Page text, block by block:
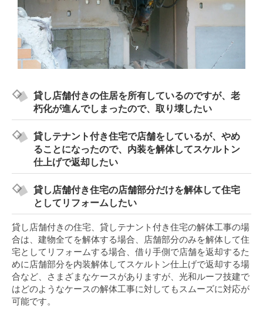
貸し店舗付きの住居を所有しているのですが、老
朽化が進んでしまったので、取り壊したい
貸しテナント付き住宅で店舗をしているが、やめ
ることになったので、内装を解体してスケルトン
仕上げで返却したい
貸し店舗付き住宅の店舗部分だけを解体して住宅
としてリフォームしたい
貸し店舗付きの住宅、貸しテナント付き住宅の解体工事の場
合は、建物全てを解体する場合、店舗部分のみを解体して住
宅としてリフォームする場合、借り手側で店舗を返却するた
めに店舗部分を内装解体してスケルトン仕上げで返却する場
合など、さまざまなケースがありますが、光和ルーフ技建で
はどのようなケースの解体工事に対してもスムーズに対応が
可能です。